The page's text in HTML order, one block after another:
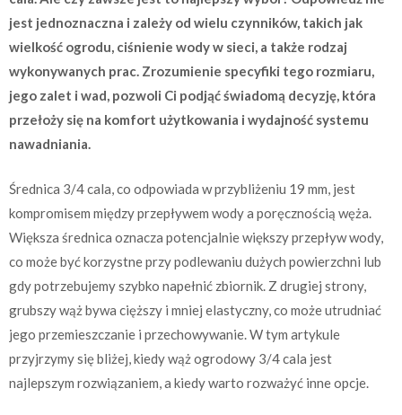
jest jednoznaczna i zależy od wielu czynników, takich jak
wielkość ogrodu, ciśnienie wody w sieci, a także rodzaj
wykonywanych prac. Zrozumienie specyfiki tego rozmiaru,
jego zalet i wad, pozwoli Ci podjąć świadomą decyzję, która
przełoży się na komfort użytkowania i wydajność systemu
nawadniania.
Średnica 3/4 cala, co odpowiada w przybliżeniu 19 mm, jest
kompromisem między przepływem wody a poręcznością węża.
Większa średnica oznacza potencjalnie większy przepływ wody,
co może być korzystne przy podlewaniu dużych powierzchni lub
gdy potrzebujemy szybko napełnić zbiornik. Z drugiej strony,
grubszy wąż bywa cięższy i mniej elastyczny, co może utrudniać
jego przemieszczanie i przechowywanie. W tym artykule
przyjrzymy się bliżej, kiedy wąż ogrodowy 3/4 cala jest
najlepszym rozwiązaniem, a kiedy warto rozważyć inne opcje.